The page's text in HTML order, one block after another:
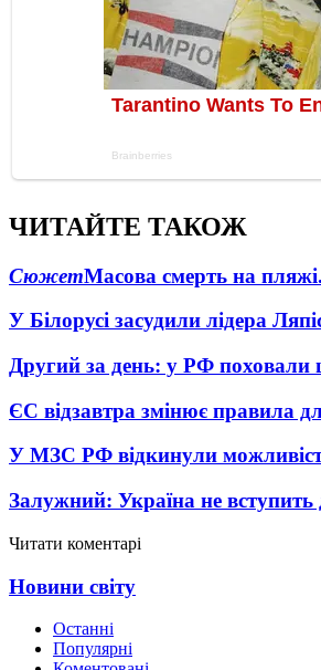
ЧИТАЙТЕ ТАКОЖ
СюжетМасова смерть на
У Білорусі засудили лідера
Другий за день: у РФ поховали
ЄС відзавтра змінює правила
У МЗС РФ відкинули
Залужний: Україна не
Читати коментарі
Новини світу
Останні
Популярні